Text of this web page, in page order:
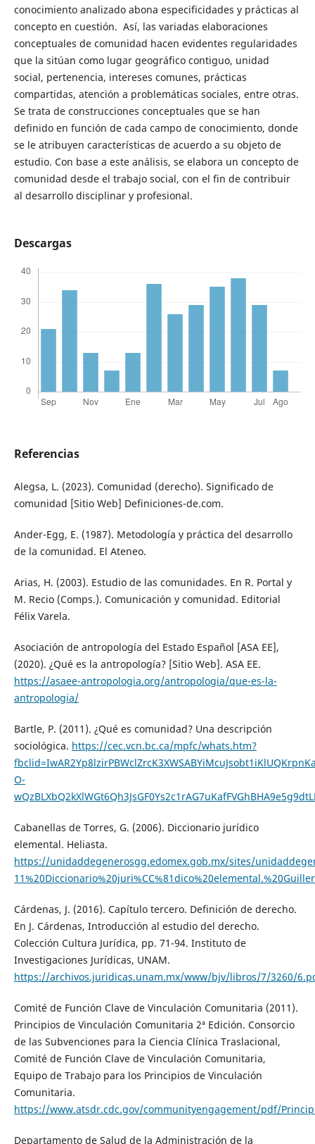
conocimiento analizado abona especificidades y prácticas al
concepto en cuestión. Así, las variadas elaboraciones
conceptuales de comunidad hacen evidentes regularidades
que la sitúan como lugar geográfico contiguo, unidad
social, pertenencia, intereses comunes, prácticas
compartidas, atención a problemáticas sociales, entre otras.
Se trata de construcciones conceptuales que se han
definido en función de cada campo de conocimiento, donde
se le atribuyen características de acuerdo a su objeto de
estudio. Con base a este análisis, se elabora un concepto de
comunidad desde el trabajo social, con el fin de contribuir
al desarrollo disciplinar y profesional.
Descargas
Referencias
Alegsa, L. (2023). Comunidad (derecho). Significado de
comunidad [Sitio Web] Definiciones-de.com.
Ander-Egg, E. (1987). Metodología y práctica del desarrollo
de la comunidad. El Ateneo.
Arias, H. (2003). Estudio de las comunidades. En R. Portal y
M. Recio (Comps.). Comunicación y comunidad. Editorial
Félix Varela.
Asociación de antropología del Estado Español [ASA EE],
(2020). ¿Qué es la antropología? [Sitio Web]. ASA EE.
https://asaee-antropologia.org/antropologia/que-es-la-
antropologia/
Bartle, P. (2011). ¿Qué es comunidad? Una descripción
sociológica. https://cec.vcn.bc.ca/mpfc/whats.htm?
O-
Cabanellas de Torres, G. (2006). Diccionario jurídico
elemental. Heliasta.
https://unidaddegenerosgg.edomex.gob.mx/sites/
Cárdenas, J. (2016). Capítulo tercero. Definición de derecho.
En J. Cárdenas, Introducción al estudio del derecho.
Colección Cultura Jurídica, pp. 71-94. Instituto de
Investigaciones Jurídicas, UNAM.
https://archivos.juridicas.unam.mx/www/bjv/libros/7/3260/
Comité de Función Clave de Vinculación Comunitaria (2011).
Principios de Vinculación Comunitaria 2ª Edición. Consorcio
de las Subvenciones para la Ciencia Clínica Traslacional,
Comité de Función Clave de Vinculación Comunitaria,
Equipo de Trabajo para los Principios de Vinculación
Comunitaria.
https://www.atsdr.cdc.gov/communityengagement/pdf/
Departamento de Salud de la Administración de la